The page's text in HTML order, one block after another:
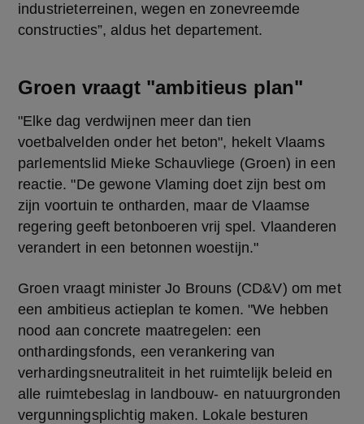
industrieterreinen, wegen en zonevreemde
constructies”, aldus het departement.
Groen vraagt "ambitieus plan"
"Elke dag verdwijnen meer dan tien
voetbalvelden onder het beton", hekelt Vlaams
parlementslid Mieke Schauvliege (Groen) in een
reactie. "De gewone Vlaming doet zijn best om
zijn voortuin te ontharden, maar de Vlaamse
regering geeft betonboeren vrij spel. Vlaanderen
verandert in een betonnen woestijn."
Groen vraagt minister Jo Brouns (CD&V) om met
een ambitieus actieplan te komen. "We hebben
nood aan concrete maatregelen: een
onthardingsfonds, een verankering van
verhardingsneutraliteit in het ruimtelijk beleid en
alle ruimtebeslag in landbouw- en natuurgronden
vergunningsplichtig maken. Lokale besturen